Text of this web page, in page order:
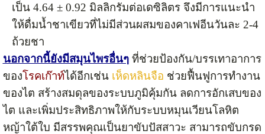
เป็น 4.64 ± 0.92 มิลลิกรัมต่อเดซิลิตร จึงมีการแนะนำ
ให้ดื่มน้ำชาเขียวที่ไม่มีส่วนผสมของคาเฟอีนวันละ 2-4
ถ้วยชา
นอกจากนี้ยังมีสมุนไพรอื่นๆที่ช่วยป้องกัน/บรรเทาอาการ
ของโรคเก๊าท์ได้อีกเช่น เห็ดหลินจือ ช่วยฟื้นฟูการทำงาน
ของไต สร้างสมดุลของระบบภูมิคุ้มกัน ลดการอักเสบของ
ไต และเพิ่มประสิทธิภาพให้กับระบบหมุนเวียนโลหิต
หญ้าใต้ใบ มีสรรพคุณเป็นยาขับปัสสาวะ สามารถขับกรด